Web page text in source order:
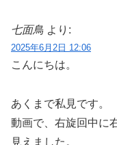
七面鳥 より:
2025年6月2日 12:06
こんにちは。
あくまで私見です。
動画で、右旋回中に
見えました。